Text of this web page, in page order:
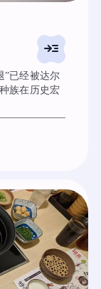
read_more
”已经被达尔
族在历史宏